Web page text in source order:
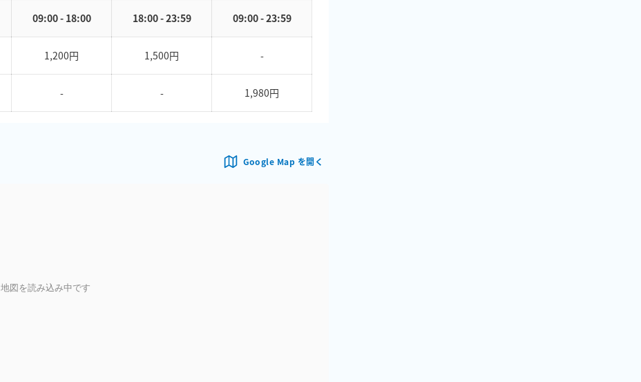
09:00 - 18:00 18:00 - 23:59 09:00 - 23:59
1,200円 1,500円 -
- - 1,980円
Google Map を開く
地図を読み込み中です